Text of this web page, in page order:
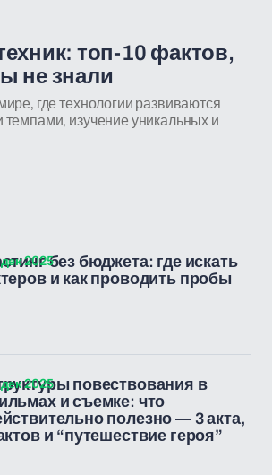
топ-10 фактов,
не знали
где технологии развиваются
изучение уникальных и
без бюджета: где искать
и как проводить пробы
2025
повествования в
и съемке: что
полезно — 3 акта,
и “путешествие героя”
2025